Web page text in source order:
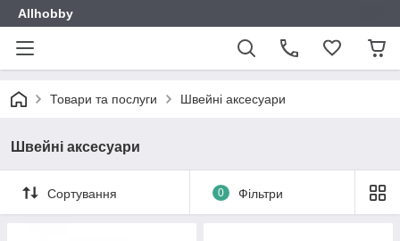
Allhobby
Товари та послуги Швейні аксесуари
Швейні аксесуари
Сортування 0 Фільтри